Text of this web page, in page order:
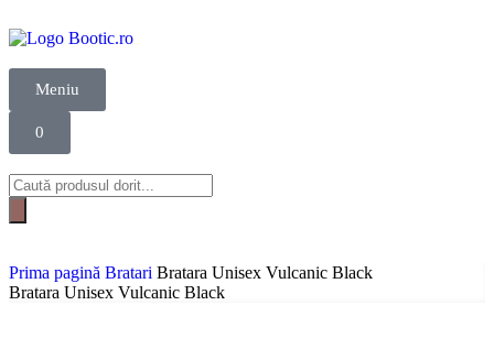
Meniu
0
Prima pagină Bratari Bratara Unisex Vulcanic Black
Bratara Unisex Vulcanic Black